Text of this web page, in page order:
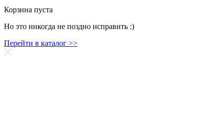
Корзина пуста
Но это никогда не поздно исправить :)
Перейти в каталог >>